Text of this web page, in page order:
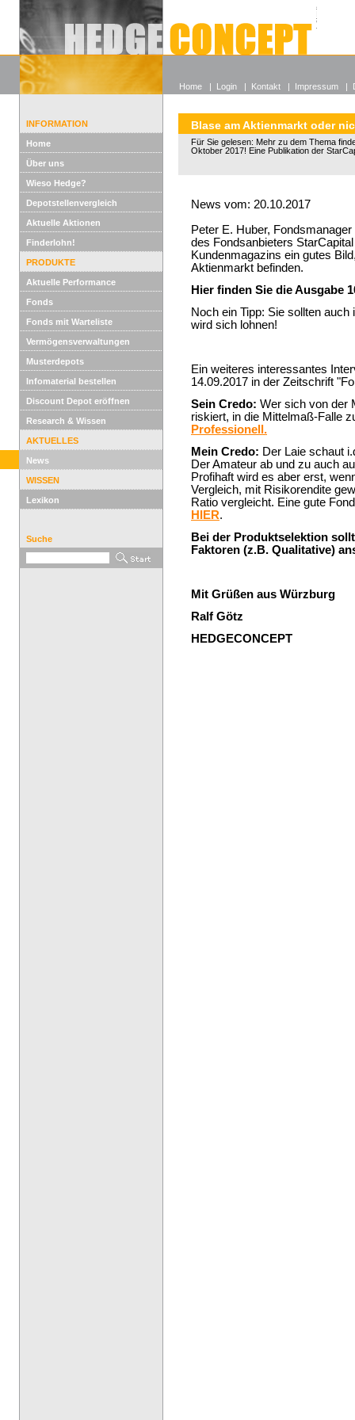
Alle
Wieso
INFORMATION
Home
Über uns
Wieso Hedge?
Depotstellenvergleich
Aktuelle Aktionen
Finderlohn!
PRODUKTE
Aktuelle Performance
Fonds
Fonds mit Warteliste
Vermögensverwaltungen
Musterdepots
Infomaterial bestellen
Discount Depot eröffnen
Research & Wissen
AKTUELLES
News
WISSEN
Lexikon
Suche
Blase am Aktienmarkt oder
Für Sie gelesen: Mehr zu dem Thema
Oktober 2017! Eine Publikation der
News vom: 20.10.2017
Peter E. Huber,
des Fondsanbieters
Kundenmagazins ein gutes
Aktienmarkt befinden.
Hier finden Sie die Ausgabe
Noch ein Tipp: Sie sollten
wird sich lohnen!
Ein weiteres interessantes
14.09.2017 in der Zeitschrift
Sein Credo: Wer sich von der
riskiert, in die Mittelmaß-Falle
Professionell.
Mein Credo: Der Laie schaut
Der Amateur ab und zu auch
Profihaft wird es aber erst,
Vergleich, mit Risikorendite
Ratio vergleicht. Eine gute
HIER.
Bei der Produktselektion
Faktoren (z.B. Qualitative)
Mit Grüßen aus Würzburg
Ralf Götz
HEDGECONCEPT
Home | Login | Kontakt | Impressum |